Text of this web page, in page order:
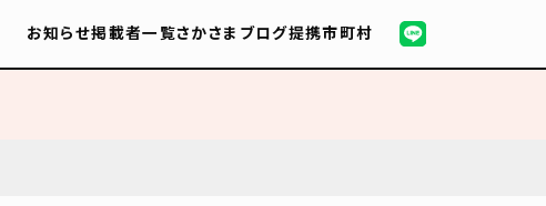
お知らせ掲載者一覧さかさまブログ提携市町村